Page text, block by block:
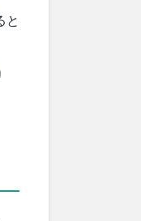
と
」